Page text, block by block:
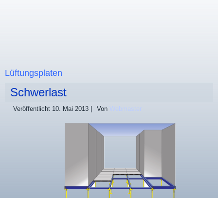
Lüftungsplaten
Schwerlast
Veröffentlicht 10. Mai 2013 Von Webmaster